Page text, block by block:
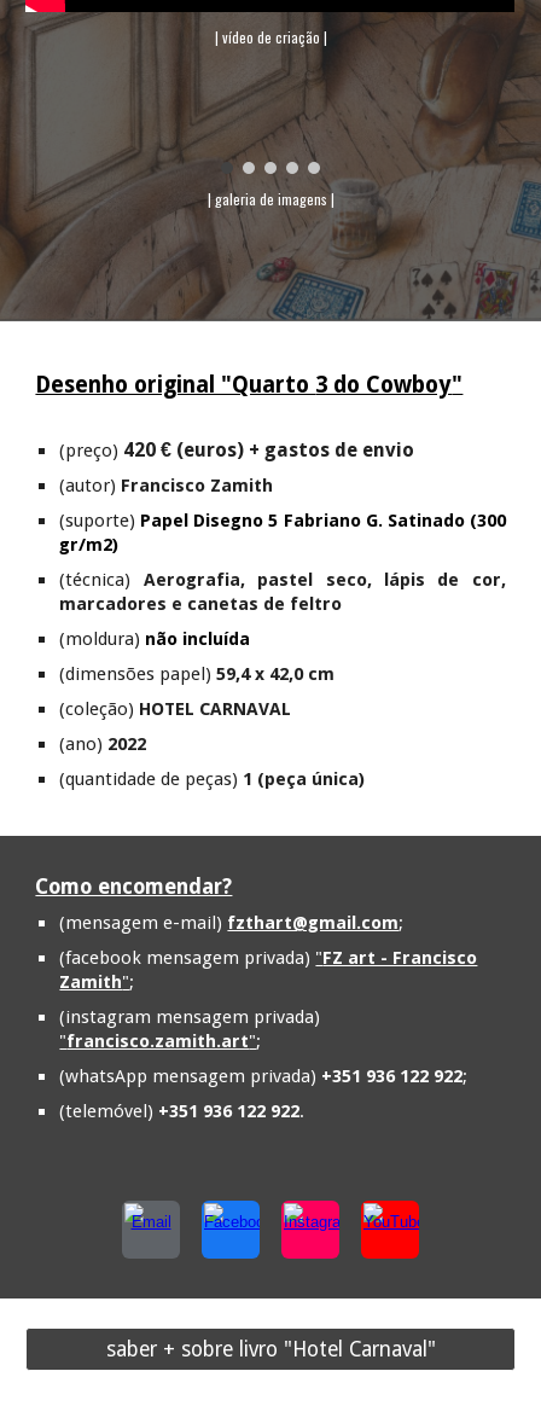
| vídeo de criação |
| galeria de imagens |
Desenho original "Quarto 3 do Cowboy"
(preço) 420 € (euros) + gastos de envio
(autor) Francisco Zamith
(suporte) Papel Disegno 5 Fabriano G. Satinado (300
gr/m2)
(técnica) Aerografia, pastel seco, lápis de cor,
marcadores e canetas de feltro
(moldura) não incluída
(dimensões papel)59,4 x 42,0 cm
(coleção) HOTEL CARNAVAL
(ano) 2022
(quantidade de peças) 1 (peça única)
Como encomendar?
(mensagem e-mail) fzthart@gmail.com;
(facebook mensagem privada) "FZ art - Francisco
Zamith";
(instagram mensagem privada)
"francisco.zamith.art";
(whatsApp mensagem privada) +351 936 122 922;
(telemóvel) +351 936 122 922.
saber + sobre livro "Hotel Carnaval"